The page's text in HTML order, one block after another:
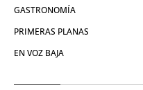
GASTRONOMÍA
PRIMERAS PLANAS
EN VOZ BAJA